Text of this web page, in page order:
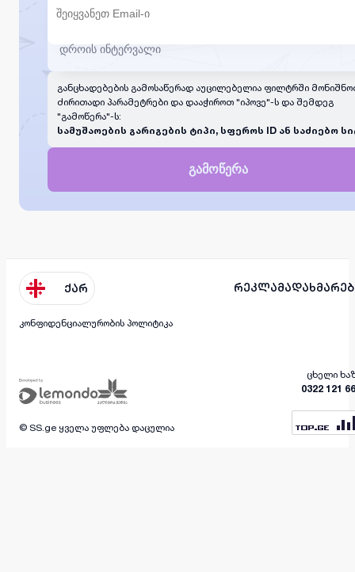
განცხადებების გამოსაწერად აუცილებელია ფილტრში
ძირითადი პარამეტრები და დააჭიროთ "იპოვე"-ს და შემდეგ
"გამოწერა"-ს:
სამუშაოების გარიგების ტიპი, სფეროს ID ან საძიებო
გამოწერა
ქარ რეკლამა
კონფიდენციალურობის პოლიტიკა
ცხელი
0322 121
© SS.ge ყველა უფლება დაცულია